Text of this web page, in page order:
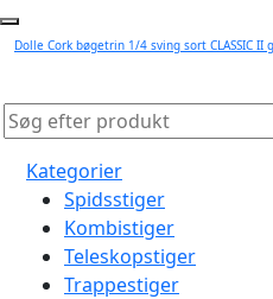
Dolle Cork bøgetrin 1/4 sving sort CLASSIC
Kategorier
Spidsstiger
Kombistiger
Teleskopstiger
Trappestiger